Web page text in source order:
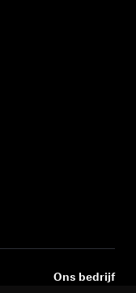
Ons bedrijf